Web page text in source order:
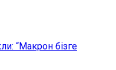
“Макрон бізге